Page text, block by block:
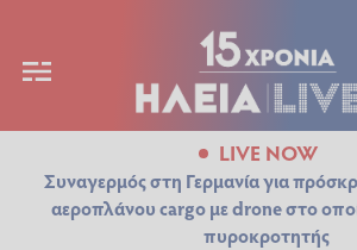
LIVE NOW
Συναγερμός στη Γερμανία για
αεροπλάνου cargo με drone στο
πυροκροτητής